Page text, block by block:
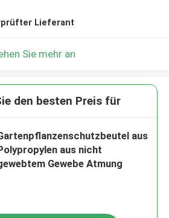
Lieferant
Sie mehr an
den besten Preis für
aus
aus nicht
Gewebe Atmung